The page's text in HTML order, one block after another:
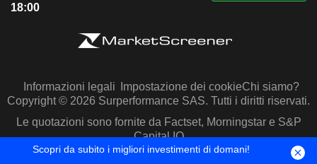
18:00
Informazioni legali Impostazione dei cookieChi siamo?
Copyright © 2026 Surperformance SAS. Tutti i diritti riservati.
Le quotazioni sono fornite da Factset, Morningstar e S&P
Capital IQ
Scopri da subito i migliori investimenti di domani!